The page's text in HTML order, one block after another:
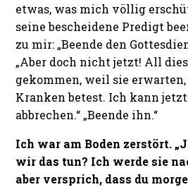
etwas, was mich völlig
seine bescheidene Predigt
zu mir: „Beende den
„Aber doch nicht jetzt! All
gekommen, weil sie erwarten,
Kranken betest. Ich kann
abbrechen.“ „Beende ihn.“
Ich war am Boden zerstört.
wir das tun? Ich werde sie
aber versprich, dass du